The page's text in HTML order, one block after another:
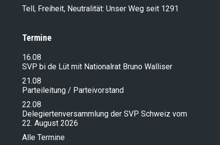
Tell, Freiheit, Neutralität: Unser Weg seit 1291
Termine
16.08
SVP bi de Lüt mit Nationalrat Bruno Walliser
21.08
Parteileitung / Parteivorstand
22.08
Delegiertenversammlung der SVP Schweiz vom
22. August 2026
Alle Termine